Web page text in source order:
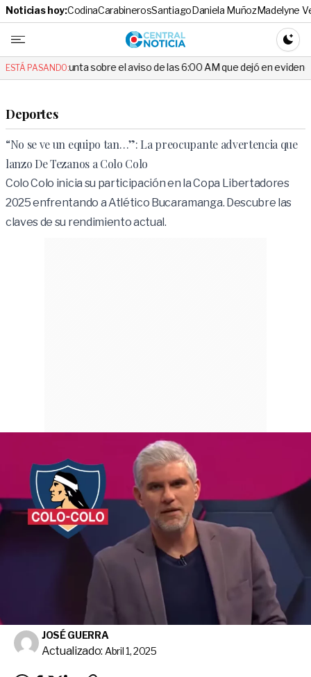
Noticias hoy:CodinaCarabinerosSantiagoDaniela MuñozMadelyne
Central
ESTÁ PASANDO:
sobre el aviso de las 6:00 AM que dejó en evidencia al Delegado
Deportes
“No se ve un equipo tan…”: La preocupante advertencia que
lanzo De Tezanos a Colo Colo
Colo Colo inicia su participación en la Copa Libertadores
2025 enfrentando a Atlético Bucaramanga. Descubre las
claves de su rendimiento actual.
JOSÉ GUERRA
Actualizado: Abril 1, 2025